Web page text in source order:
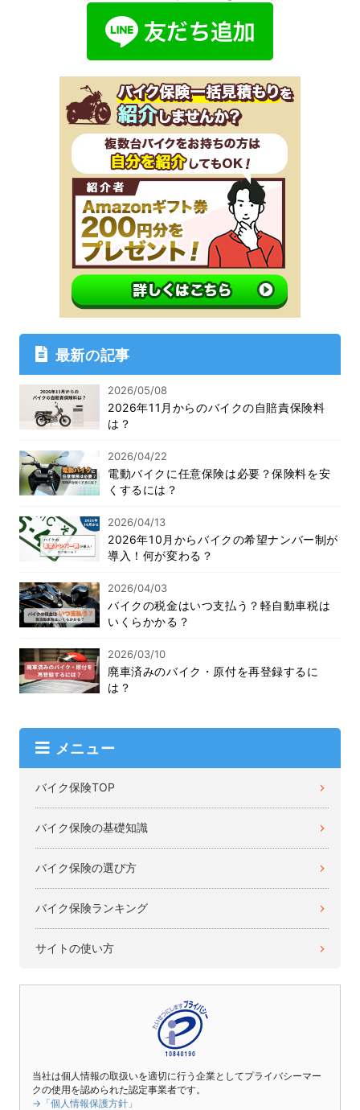
最新の記事
2026/05/08
2026年11月からのバイクの自賠責保険料
は？
2026/04/22
電動バイクに任意保険は必要？保険料を安
くするには？
2026/04/13
2026年10月からバイクの希望ナンバー制が
導入！何が変わる？
2026/04/03
バイクの税金はいつ支払う？軽自動車税は
いくらかかる？
2026/03/10
廃車済みのバイク・原付を再登録するに
は？
メニュー
バイク保険TOP
バイク保険の基礎知識
バイク保険の選び方
バイク保険ランキング
サイトの使い方
当社は個人情報の取扱いを適切に行う企業としてプライバシーマー
クの使用を認められた認定事業者です。
→「個人情報保護方針」